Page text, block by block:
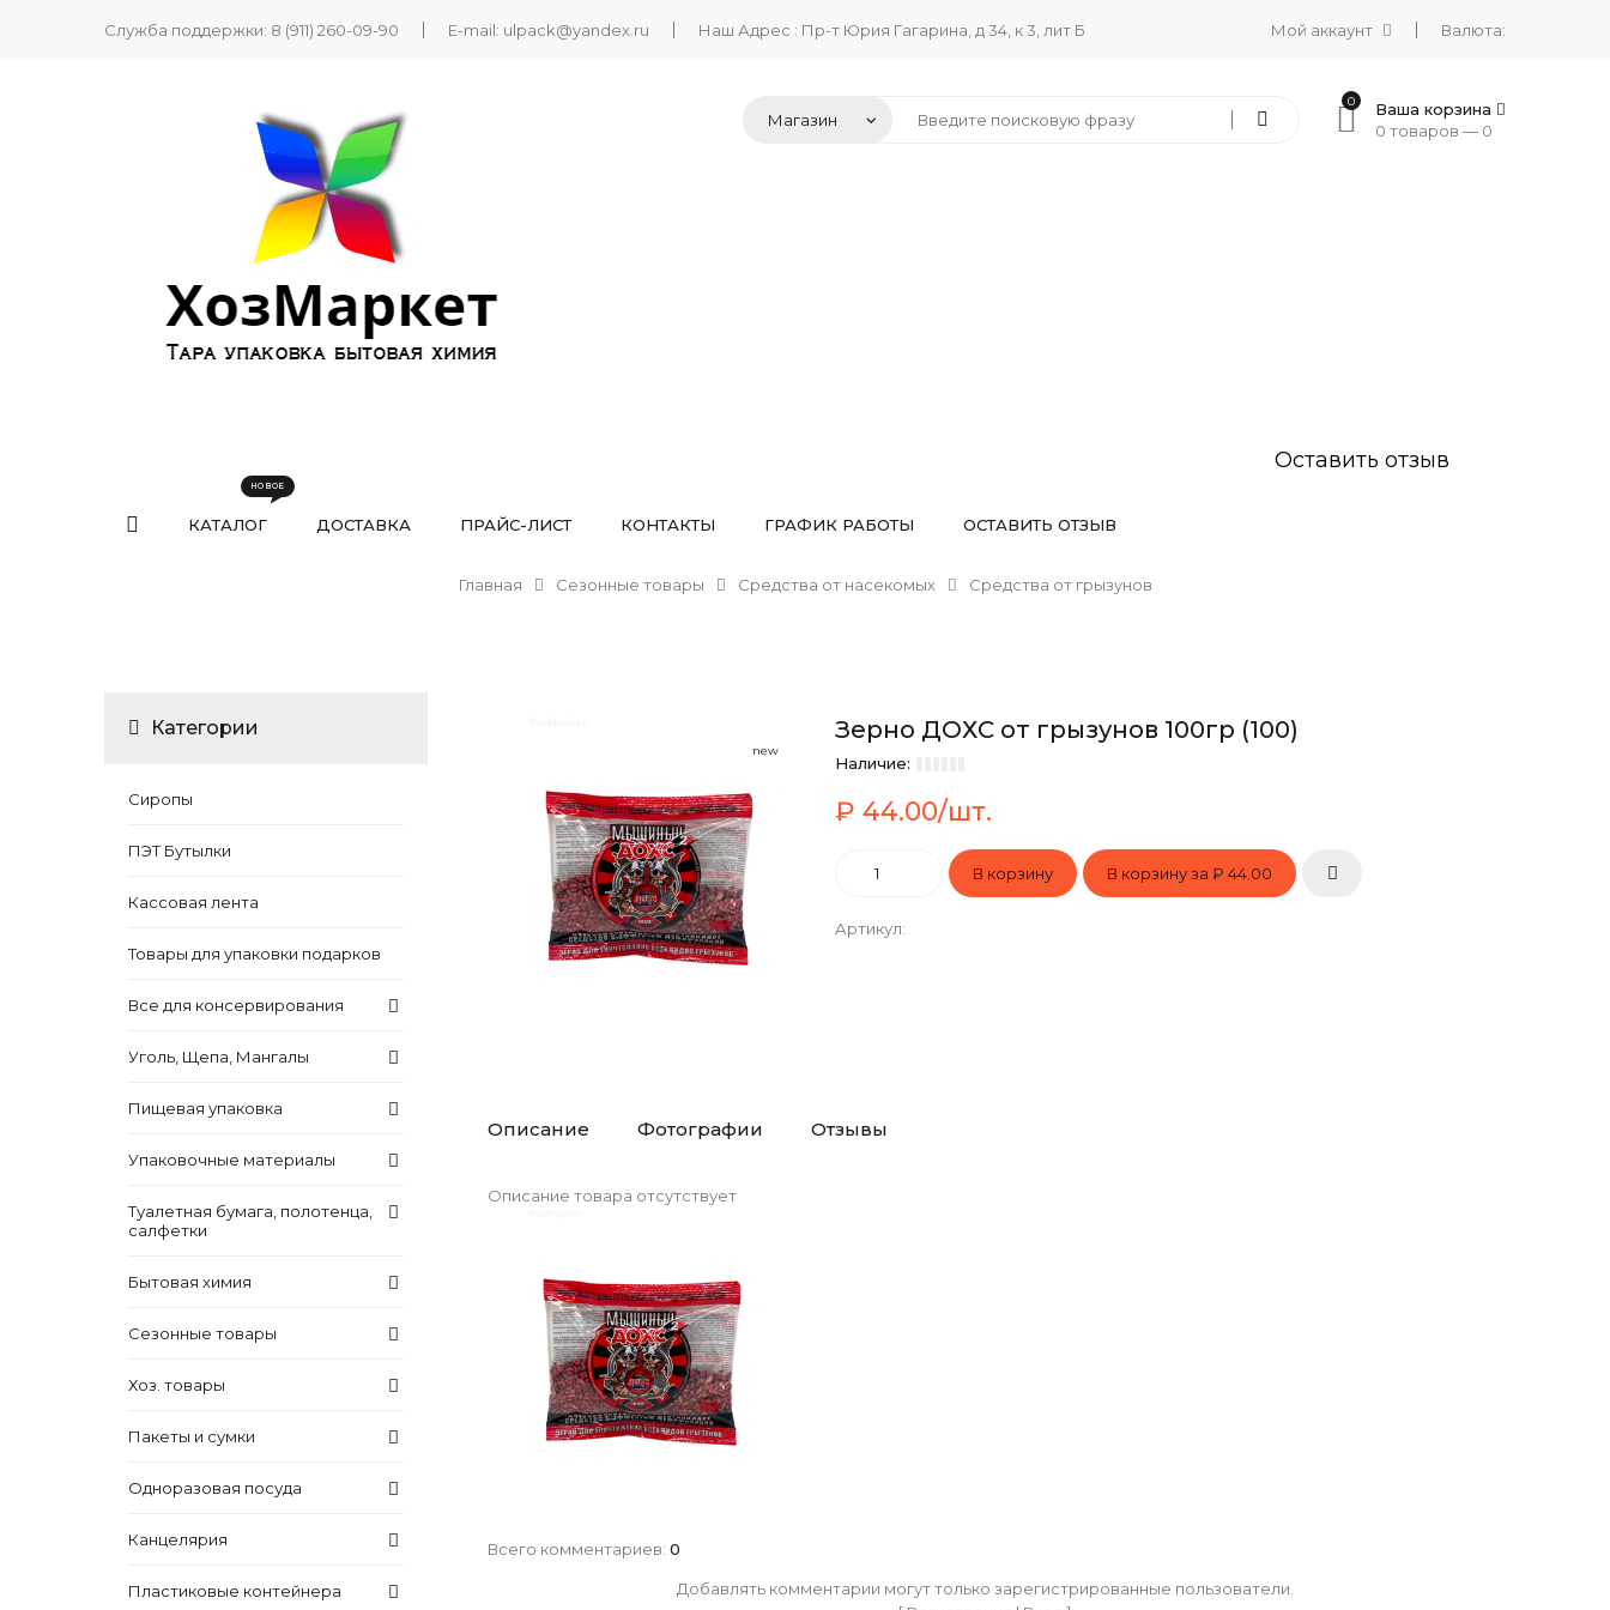
Служба поддержки: 8 (911) 260-09-90 E-mail: ulpack@yandex.ru Наш Адрес : Пр-т Юрия Гагарина, д 34, к 3, лит Б Мой аккаунт Валюта:
0
Ваша корзина
0 товаров — 0
Оставить отзыв
КАТАЛОГ ДОСТАВКА ПРАЙС-ЛИСТ КОНТАКТЫ ГРАФИК РАБОТЫ ОСТАВИТЬ ОТЗЫВ
Главная Сезонные товары Средства от насекомых Средства от грызунов
new
Зерно ДОХС от грызунов 100гр (100)
Наличие:
₽ 44.00/шт.
В корзину за ₽ 44.00
Артикул:
Описание Фотографии Отзывы
Описание товара отсутствует
Всего комментариев:0
Добавлять комментарии могут только зарегистрированные пользователи.
Категории
Сиропы
ПЭТ Бутылки
Кассовая лента
Товары для упаковки подарков
Все для консервирования
Уголь, Щепа, Мангалы
Пищевая упаковка
Упаковочные материалы
Туалетная бумага, полотенца,
салфетки
Бытовая химия
Сезонные товары
Хоз. товары
Пакеты и сумки
Одноразовая посуда
Канцелярия
Пластиковые контейнера